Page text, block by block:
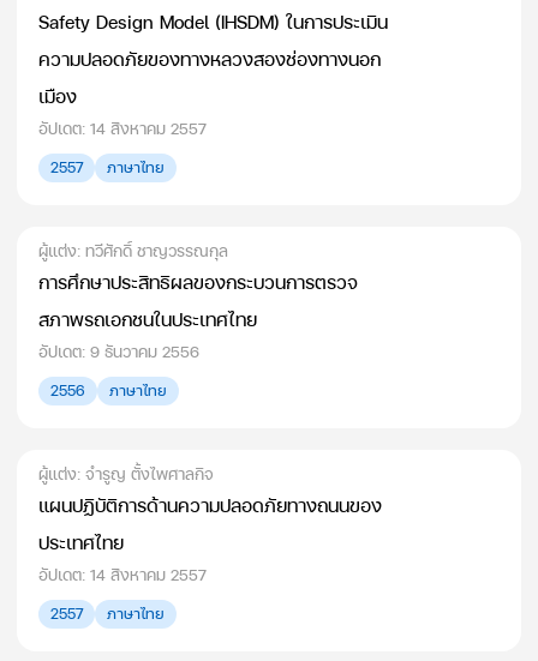
Safety Design Model (IHSDM) ในการประเมิน
ความปลอดภัยของทางหลวงสองช่องทางนอก
เมือง
อัปเดต: 14 สิงหาคม 2557
2557 ภาษาไทย
ผู้แต่ง: ทวีศักดิ์ ชาญวรรณกุล
การศึกษาประสิทธิผลของกระบวนการตรวจ
สภาพรถเอกชนในประเทศไทย
อัปเดต: 9 ธันวาคม 2556
2556 ภาษาไทย
ผู้แต่ง: จำรูญ ตั้งไพศาลกิจ
แผนปฏิบัติการด้านความปลอดภัยทางถนนของ
ประเทศไทย
อัปเดต: 14 สิงหาคม 2557
2557 ภาษาไทย